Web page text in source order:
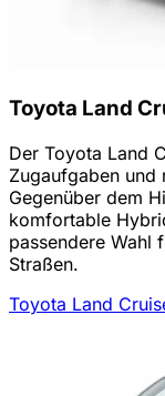
Toyota Land
Der Toyota Land
Zugaufgaben und
Gegenüber dem
komfortable
passendere Wahl
Straßen.
Toyota Land